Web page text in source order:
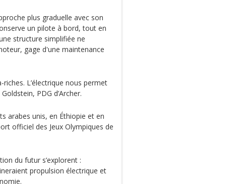
plus graduelle avec son
un pilote à bord, tout en
structure simplifiée ne
gage d'une maintenance
L’électrique nous permet
PDG d’Archer.
arabes unis, en Éthiopie et en
officiel des Jeux Olympiques de
du futur s’explorent :
propulsion électrique et